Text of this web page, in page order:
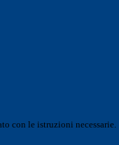
con le istruzioni necessarie.